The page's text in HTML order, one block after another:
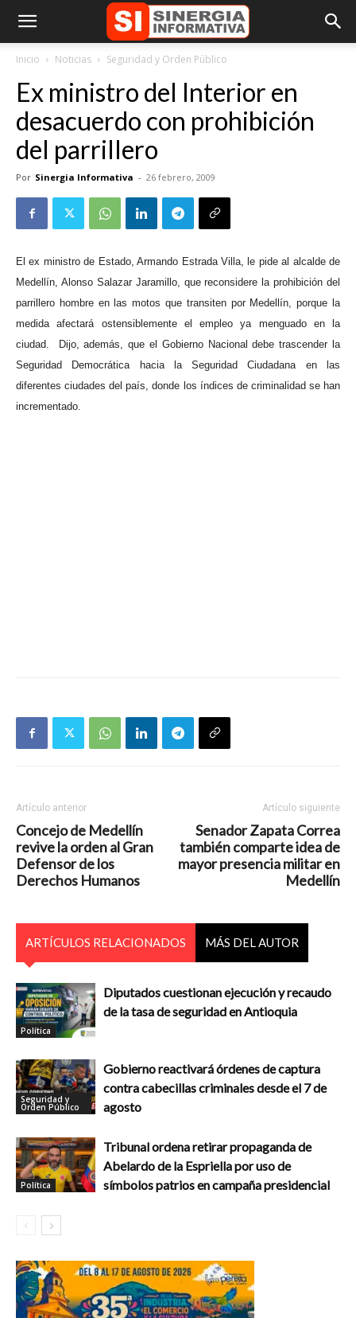
Inicio Noticias Seguridad y Orden Público
Ex ministro del Interior en
desacuerdo con prohibición
del parrillero
Por Sinergia Informativa - 26 febrero, 2009
El ex ministro de Estado, Armando Estrada Villa, le pide al alcalde de
Medellín, Alonso Salazar Jaramillo, que reconsidere la prohibición del
parrillero hombre en las motos que transiten por Medellín, porque la
medida afectará ostensiblemente el empleo ya menguado en la
ciudad.
Dijo, además, que el Gobierno Nacional debe trascender la
Seguridad Democrática hacia la Seguridad Ciudadana en las
diferentes ciudades del país, donde los índices de criminalidad se han
incrementado.
Artículo anterior
Concejo de Medellín
revive la orden al Gran
Defensor de los
Derechos Humanos
Artículo siguiente
Senador Zapata Correa
también comparte idea de
mayor presencia militar en
Medellín
ARTÍCULOS RELACIONADOS MÁS DEL AUTOR
Política
Diputados cuestionan ejecución y recaudo
de la tasa de seguridad en Antioquia
Seguridad y
Orden Público
Gobierno reactivará órdenes de captura
contra cabecillas criminales desde el 7 de
agosto
Política
Tribunal ordena retirar propaganda de
Abelardo de la Espriella por uso de
símbolos patrios en campaña presidencial